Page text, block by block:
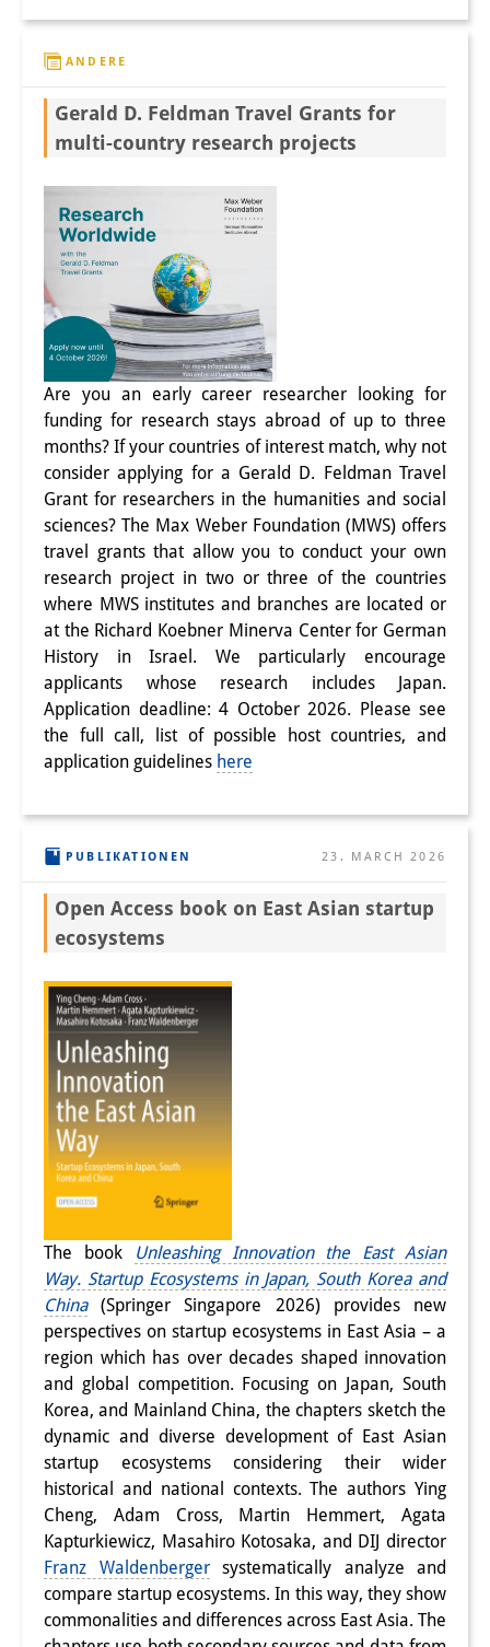
Universitäre Sondersammlungen in
Join us!
Wissenschaftliche MitarbeiterInnen
Stipendienprogramm für
Promovierende
GastwissenschaftlerInnen-
Programm
Praktikum
Links
Kontakt
Anfahrt
Medienkontakt
ANDERE
Gerald D. Feldman Travel Grants for
multi-country research projects
Are you an early career researcher looking for
funding for research stays abroad of up to three
months? If your countries of interest match, why not
consider applying for a Gerald D. Feldman Travel
Grant for researchers in the humanities and social
sciences? The Max Weber Foundation (MWS) offers
travel grants that allow you to conduct your own
research project in two or three of the countries
where MWS institutes and branches are located or
at the Richard Koebner Minerva Center for German
History in Israel. We particularly encourage
applicants whose research includes Japan.
Application deadline: 4 October 2026. Please see
the full call, list of possible host countries, and
application guidelines here
PUBLIKATIONEN 23. MARCH 2026
Open Access book on East Asian startup
ecosystems
The book
Unleashing Innovation the East Asian
Way. Startup Ecosystems in Japan, South Korea and
China(Springer Singapore 2026) provides new
perspectives on startup ecosystems in East Asia – a
region which has over decades shaped innovation
and global competition. Focusing on Japan, South
Korea, and Mainland China, the chapters sketch the
dynamic and diverse development of East Asian
startup ecosystems considering their wider
historical and national contexts. The authors Ying
Cheng, Adam Cross, Martin Hemmert, Agata
Kapturkiewicz, Masahiro Kotosaka, and DIJ director
Franz Waldenbergersystematically analyze and
compare startup ecosystems. In this way, they show
commonalities and differences across East Asia. The